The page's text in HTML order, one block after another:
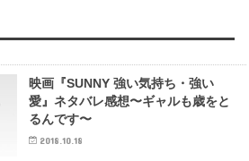
映画『SUNNY 強い気持ち・強い
愛』ネタバレ感想〜ギャルも歳をと
るんです〜
2018.10.18